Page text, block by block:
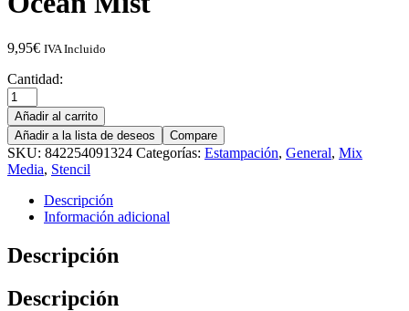
9,95€ IVA Incluido
Cantidad:
Añadir al carrito
Añadir a la lista de deseos
Compare
SKU: 842254091324 Categorías: Estampación, General, Mix
Media, Stencil
Descripción
Información adicional
Descripción
Descripción